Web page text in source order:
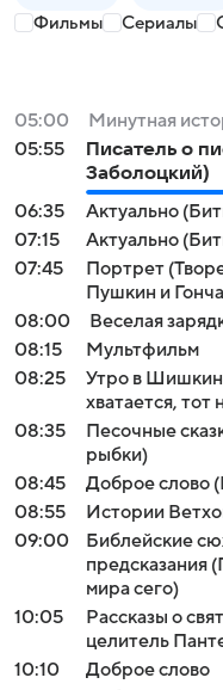
Фильмы Сериалы
05:00
Минутная
05:55
Писатель о
Заболоцкий)
06:35
Актуально
07:15
Актуально
07:45
Портрет
Пушкин и
08:00
Веселая
08:15
Мультфильм
08:25
Утро в
хватается, тот
08:35
Песочные
рыбки)
08:45
Доброе слово
08:55
Истории
09:00
Библейские
предсказания
мира сего)
10:05
Рассказы о
целитель
10:10
Доброе слово